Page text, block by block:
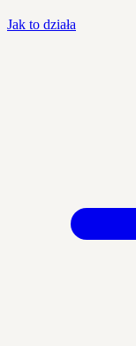
Jak to działa